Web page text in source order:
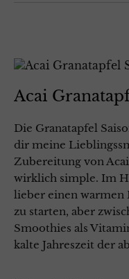
Acai
Die Granatapfel
dir meine
Zubereitung von
wirklich simple. Im
lieber einen warmen
zu starten, aber
Smoothies als
kalte Jahreszeit der